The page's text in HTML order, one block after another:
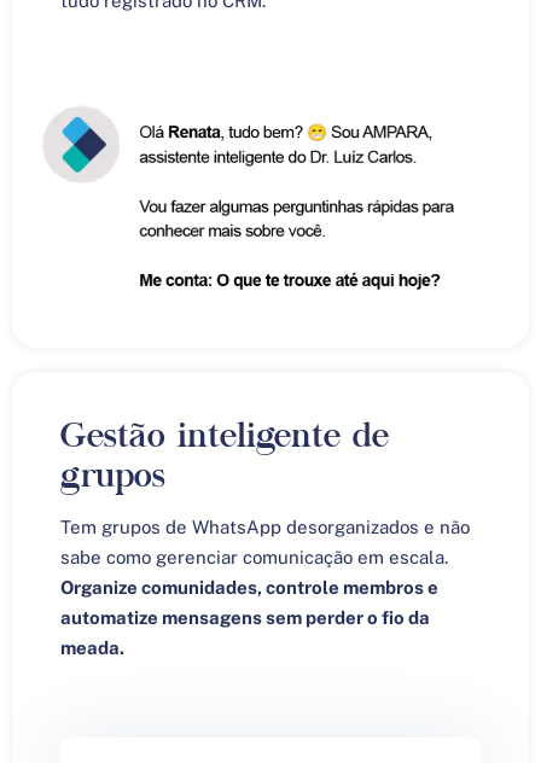
Gestão inteligente de
grupos
Tem grupos de WhatsApp desorganizados e não
sabe como gerenciar comunicação em escala.
Organize comunidades, controle membros e
automatize mensagens sem perder o fio da
meada.